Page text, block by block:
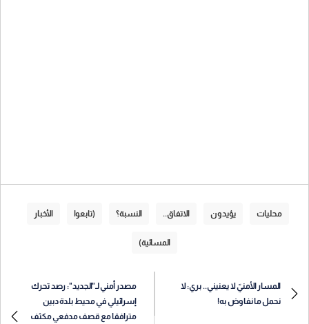
محليات يؤيدون الاتفاق.. النسبة؟ (تابعوا الأخبار
المسائية)
المسار الأمنيّ لا يعنيني.. بري: لا
نحمل ما نفاوض به!
مصدر أمني لـ"الجديد": رصد تحرك
إسرائيلي في محيط بلدة دبين
مترافقا مع قصف مدفعي مكثف